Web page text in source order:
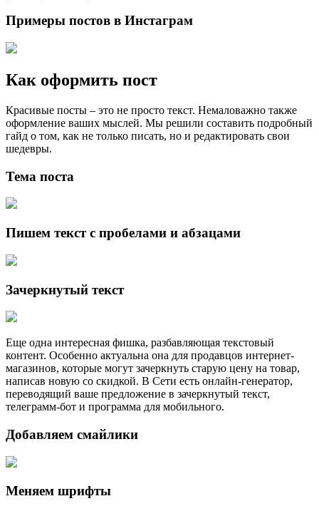
Примеры постов в Инстаграм
Как оформить пост
Красивые посты – это не просто текст. Немаловажно также
оформление ваших мыслей. Мы решили составить подробный
гайд о том, как не только писать, но и редактировать свои
шедевры.
Тема поста
Пишем текст с пробелами и абзацами
Зачеркнутый текст
Еще одна интересная фишка, разбавляющая текстовый
контент. Особенно актуальна она для продавцов интернет-
магазинов, которые могут зачеркнуть старую цену на товар,
написав новую со скидкой. В Сети есть онлайн-генератор,
переводящий ваше предложение в зачеркнутый текст,
телеграмм-бот и программа для мобильного.
Добавляем смайлики
Меняем шрифты